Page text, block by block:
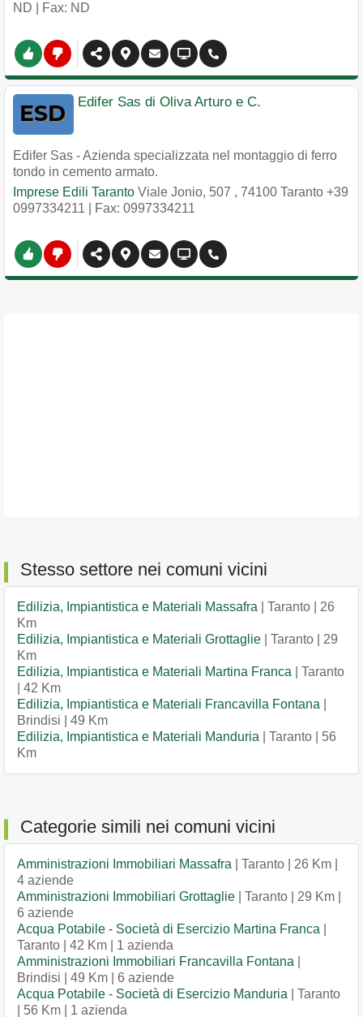
ND | Fax: ND
Edifer Sas di Oliva Arturo e C.
Edifer Sas - Azienda specializzata nel montaggio di ferro
tondo in cemento armato.
Imprese Edili Taranto Viale Jonio, 507 , 74100 Taranto +39
0997334211 | Fax: 0997334211
Stesso settore nei comuni vicini
Edilizia, Impiantistica e Materiali Massafra | Taranto | 26
Km
Edilizia, Impiantistica e Materiali Grottaglie | Taranto | 29
Km
Edilizia, Impiantistica e Materiali Martina Franca | Taranto
| 42 Km
Edilizia, Impiantistica e Materiali Francavilla Fontana
Brindisi | 49 Km
Edilizia, Impiantistica e Materiali Manduria | Taranto | 56
Km
Categorie simili nei comuni vicini
Amministrazioni Immobiliari Massafra | Taranto | 26 Km |
4 aziende
Amministrazioni Immobiliari Grottaglie | Taranto | 29 Km |
6 aziende
Acqua Potabile - Società di Esercizio Martina Franca
Taranto | 42 Km | 1 azienda
Amministrazioni Immobiliari Francavilla Fontana
Brindisi | 49 Km | 6 aziende
Acqua Potabile - Società di Esercizio Manduria | Taranto
| 56 Km | 1 azienda